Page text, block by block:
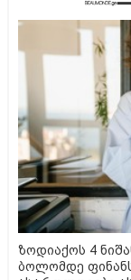
ზოდიაქოს 4
ბოლომდე